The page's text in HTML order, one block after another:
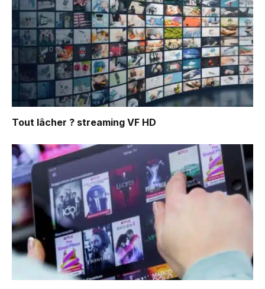
Tout lâcher ? streaming VF HD